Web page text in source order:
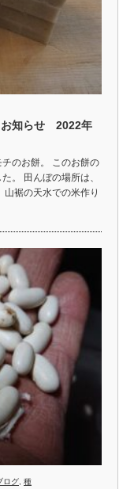
知らせ 2022年
のお餅。 このお餅の
。 田んぼの場所は、
裾の天水での米作り
グ 種